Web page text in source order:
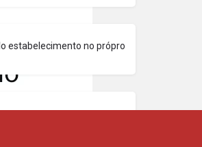
estabelecimento no própro